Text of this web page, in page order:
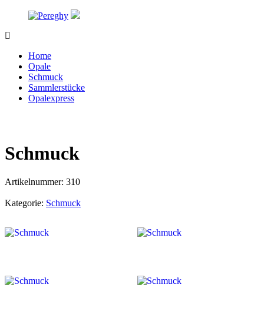
springen
Schmuck
Home
Opale
Schmuck
Sammlerstücke
Opalexpress
Schmuck
Artikelnummer: 310
Kategorie: Schmuck